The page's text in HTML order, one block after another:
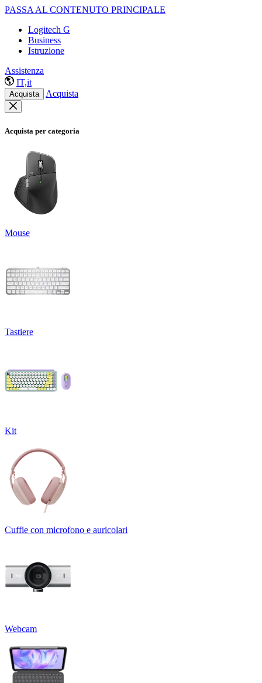
PASSA AL CONTENUTO PRINCIPALE
Logitech G
Business
Istruzione
Assistenza
IT,it
Acquista Acquista
Acquista per categoria
Mouse
Tastiere
Kit
Cuffie con microfono e auricolari
Webcam